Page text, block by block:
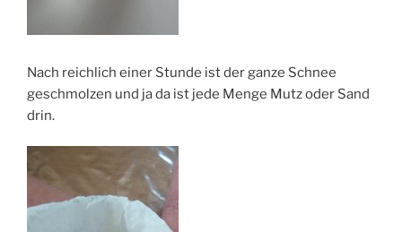
Nach reichlich einer Stunde ist der ganze Schnee
geschmolzen und ja da ist jede Menge Mutz oder Sand
drin.